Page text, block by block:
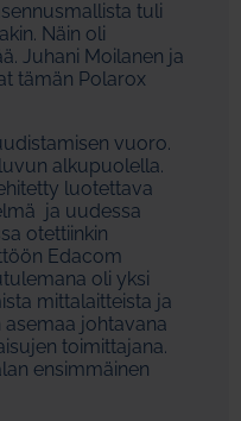
tuli
Näin oli
Juhani Moilanen ja
tämän Polarox
vuoro.
alkupuolella.
luotettava
ja uudessa
otettiinkin
Edacom
oli yksi
mittalaitteista ja
johtavana
toimittajana.
ensimmäinen